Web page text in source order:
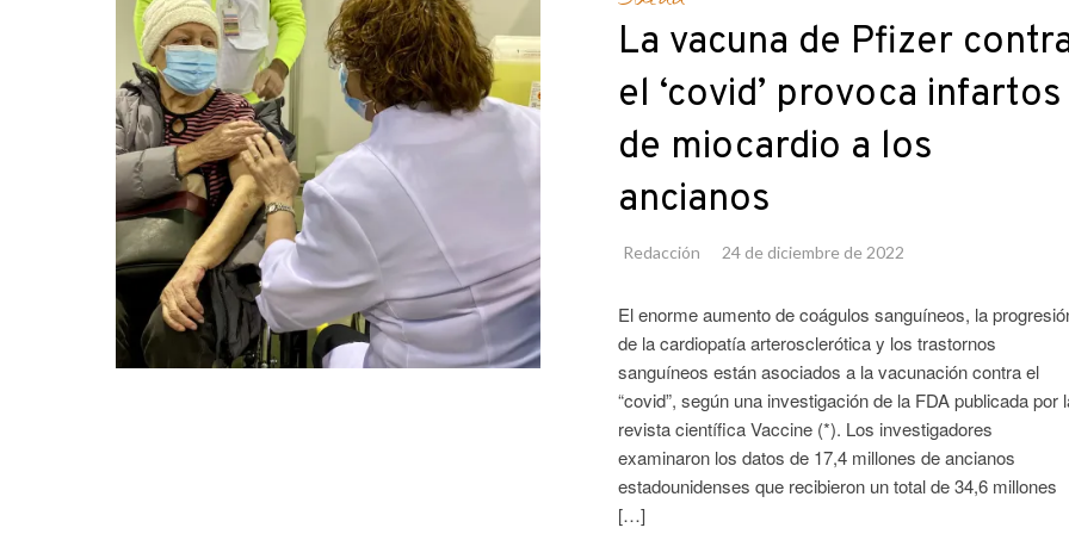
La vacuna de Pfizer
el ‘covid’ provoca infartos
de miocardio a los
ancianos
Redacción 24 de diciembre de 2022
El enorme aumento de coágulos sanguíneos, la
de la cardiopatía arterosclerótica y los trastornos
sanguíneos están asociados a la vacunación contra el
“covid”, según una investigación de la FDA publicada por
revista científica Vaccine (*). Los investigadores
examinaron los datos de 17,4 millones de ancianos
estadounidenses que recibieron un total de 34,6 millones
[…]